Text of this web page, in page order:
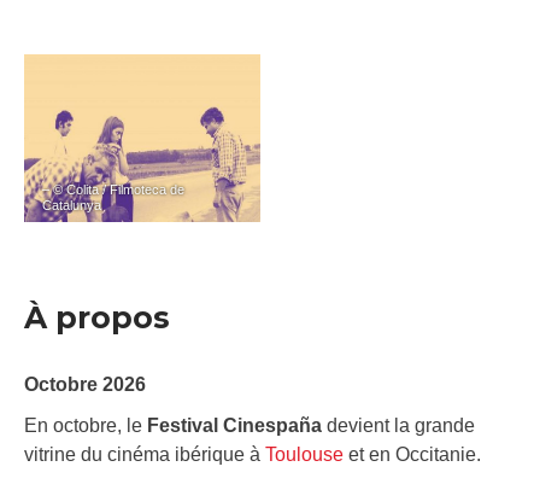
– © Colita / Filmoteca de
Catalunya
À propos
Octobre 2026
En octobre, le Festival Cinespaña devient la grande
vitrine du cinéma ibérique à Toulouse et en Occitanie.